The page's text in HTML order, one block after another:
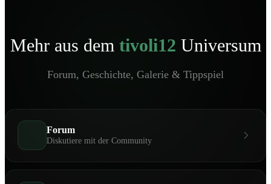
Mehr aus dem tivoli12 Universum
Forum, Geschichte, Galerie & Tippspiel
Forum
Diskutiere mit der Community